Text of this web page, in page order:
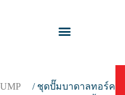
/ ชุดปั๊มบาดาลทอร์ค